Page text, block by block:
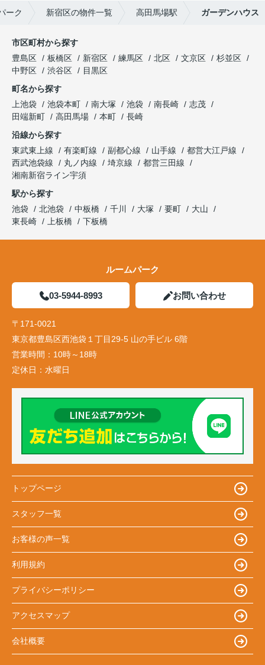
ーク 新宿区の物件一覧 高田馬場駅 ガーデンハウス
市区町村から探す
豊島区
板橋区 新宿区 練馬区 北区 文京区
杉並区
中野区
渋谷区
目黒区
町名から探す
上池袋
池袋本町 南大塚 池袋 南長崎
志茂
田端新町
高田馬場 本町
長崎
沿線から探す
東武東上線
有楽町線 副都心線 山手線
都営大江戸線
西武池袋線
丸ノ内線 埼京線
都営三田線
湘南新宿ライン宇須
駅から探す
池袋
北池袋 中板橋 千川 大塚 要町
大山
東長崎
上板橋 下板橋
ルームパーク
03-5944-8993 お問い合わせ
〒171-0021
東京都豊島区西池袋１丁目29-5 山の手ビル 6階
営業時間： 10時～18時
定休日： 水曜日
トップページ
スタッフ一覧
お客様の声一覧
利用規約
プライバシーポリシー
アクセスマップ
会社概要